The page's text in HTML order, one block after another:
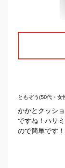
ともぞう(50代・女
かかとクッシ
ですね！ハサ
ので簡単です！